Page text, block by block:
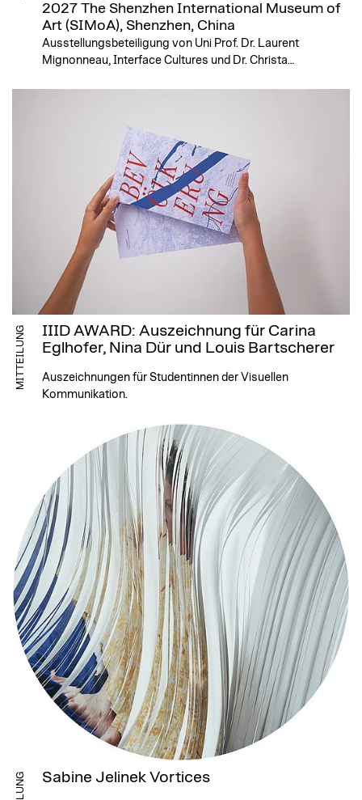
2027 The Shenzhen International Museum of
Art (SIMoA), Shenzhen, China
Ausstellungsbeteiligung von Uni Prof. Dr. Laurent
Mignonneau, Interface Cultures und Dr. Christa…
MITTEILUNG
IIID AWARD: Auszeichnung für Carina
Eglhofer, Nina Dür und Louis Bartscherer
Auszeichnungen für Studentinnen der Visuellen
Kommunikation.
Sabine Jelinek Vortices